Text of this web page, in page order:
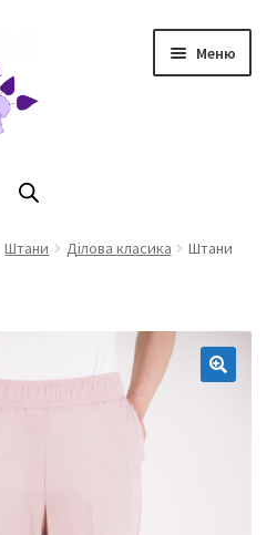
Меню
Штани Ділова класика
Штани